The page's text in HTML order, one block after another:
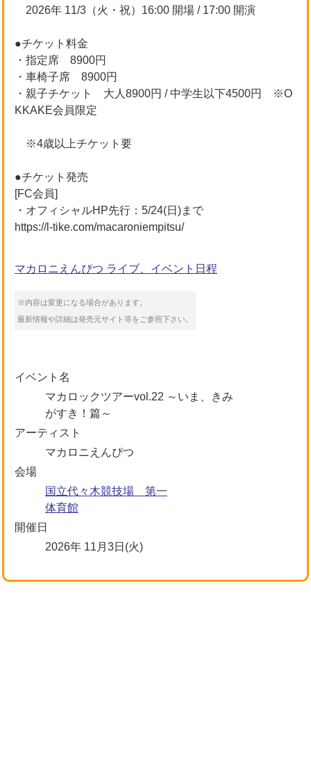
2026年 11/3（火・祝）16:00 開場 / 17:00 開演
●チケット料金
・指定席 8900円
・⾞椅⼦席 8900円
・親⼦チケット 大人8900円 / 中学生以下4500円 ※O
KKAKE会員限定
※4歳以上チケット要
●チケット発売
[FC会員]
・オフィシャルHP先行：5/24(日)まで
https://l-tike.com/macaroniempitsu/
マカロニえんぴつ ライブ、イベント日程
※内容は変更になる場合があります。
最新情報や詳細は発売元サイト等をご参照下さい。
イベント名
マカロックツアーvol.22 ～いま、きみ
がすき！篇～
アーティスト
マカロニえんぴつ
会場
国立代々木競技場 第一
体育館
開催日
2026年 11月3日(火)